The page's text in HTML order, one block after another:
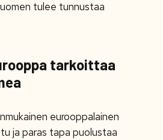
tulee tunnustaa
tarkoittaa
eurooppalainen
ja paras tapa puolustaa